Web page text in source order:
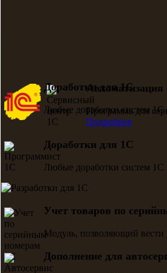
Доработки для 1С
Любые доработки систем 1С
Автоматизация
Программа для
Подробнее
Доработки для 1С
Любые доработки систем 1С
Учет товаров по
Модуль, позволяющий вести
Дополнение для